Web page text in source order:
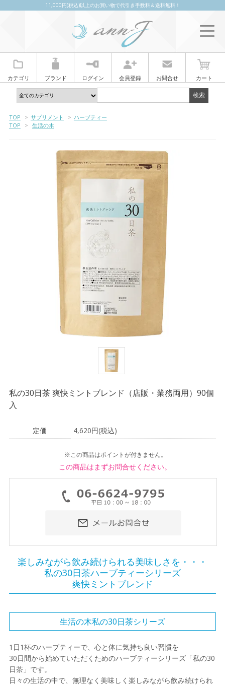
11,000円(税込)以上のお買い物で代引き手数料＆送料無料！
カテゴリ ブランド ログイン 会員登録 お問合せ カート
TOP > サプリメント > ハーブティー
TOP
> 生活の木
私の30日茶 爽快ミントブレンド（店販・業務両用）90個
入
定価 4,620円(税込)
※この商品はポイントが付きません。
この商品はまずお問合せください。
楽しみながら飲み続けられる美味しさを・・・
私の30日茶ハーブティーシリーズ
爽快ミントブレンド
生活の木私の30日茶シリーズ
1日1杯のハーブティーで、心と体に気持ち良い習慣を
30日間から始めていただくためのハーブティーシリーズ「私の30
日茶」です。
日々の生活の中で、無理なく美味しく楽しみながら飲み続けられ